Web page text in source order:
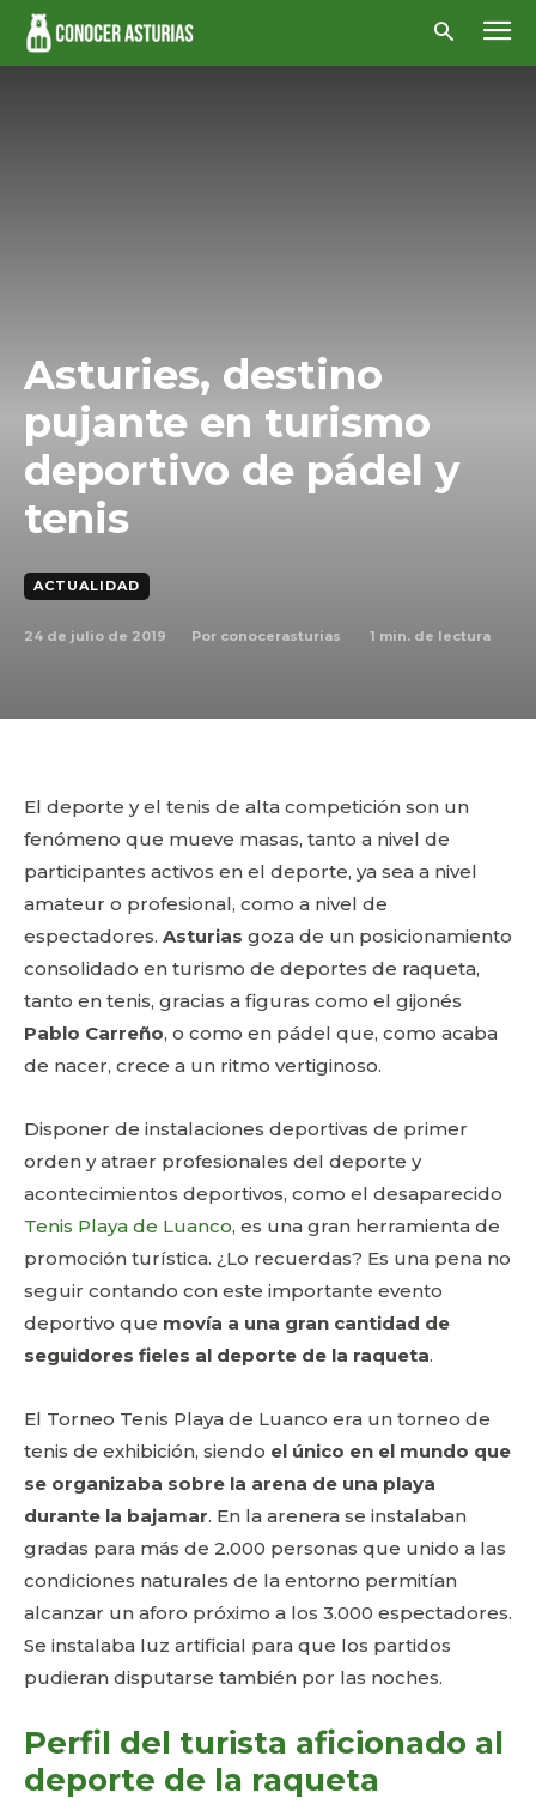
Asturies, destino
pujante en turismo
deportivo de pádel y
tenis
ACTUALIDAD
24 de julio de 2019 Por conocerasturias 1 min. de lectura
El deporte y el tenis de alta competición son un
fenómeno que mueve masas, tanto a nivel de
participantes activos en el deporte, ya sea a nivel
amateur o profesional, como a nivel de
espectadores. Asturias goza de un posicionamiento
consolidado en turismo de deportes de raqueta,
tanto en tenis, gracias a figuras como el gijonés
Pablo Carreño, o como en pádel que, como acaba
de nacer, crece a un ritmo vertiginoso.
Disponer de instalaciones deportivas de primer
orden y atraer profesionales del deporte y
acontecimientos deportivos, como el desaparecido
Tenis Playa de Luanco, es una gran herramienta de
promoción turística. ¿Lo recuerdas? Es una pena no
seguir contando con este importante evento
deportivo que movía a una gran cantidad de
seguidores fieles al deporte de la raqueta.
El Torneo Tenis Playa de Luanco era un torneo de
tenis de exhibición, siendo el único en el mundo que
se organizaba sobre la arena de una playa
durante la bajamar. En la arenera se instalaban
gradas para más de 2.000 personas que unido a las
condiciones naturales de la entorno permitían
alcanzar un aforo próximo a los 3.000 espectadores.
Se instalaba luz artificial para que los partidos
pudieran disputarse también por las noches.
Perfil del turista aficionado al
deporte de la raqueta